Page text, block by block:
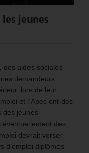
jeunes
des aides sociales
demandeurs
lors de leur
et l’Apec ont des
des jeunes
éventuellement des
devrait verser
d’emploi diplômés